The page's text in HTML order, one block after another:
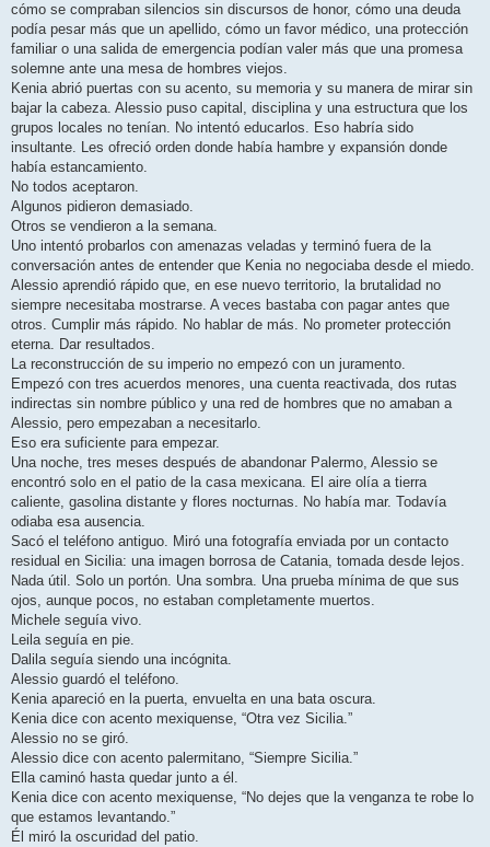
cómo se compraban silencios sin discursos de honor, cómo una deuda
podía pesar más que un apellido, cómo un favor médico, una protección
familiar o una salida de emergencia podían valer más que una promesa
solemne ante una mesa de hombres viejos.
Kenia abrió puertas con su acento, su memoria y su manera de mirar sin
bajar la cabeza. Alessio puso capital, disciplina y una estructura que los
grupos locales no tenían. No intentó educarlos. Eso habría sido
insultante. Les ofreció orden donde había hambre y expansión donde
había estancamiento.
No todos aceptaron.
Algunos pidieron demasiado.
Otros se vendieron a la semana.
Uno intentó probarlos con amenazas veladas y terminó fuera de la
conversación antes de entender que Kenia no negociaba desde el miedo.
Alessio aprendió rápido que, en ese nuevo territorio, la brutalidad no
siempre necesitaba mostrarse. A veces bastaba con pagar antes que
otros. Cumplir más rápido. No hablar de más. No prometer protección
eterna. Dar resultados.
La reconstrucción de su imperio no empezó con un juramento.
Empezó con tres acuerdos menores, una cuenta reactivada, dos rutas
indirectas sin nombre público y una red de hombres que no amaban a
Alessio, pero empezaban a necesitarlo.
Eso era suficiente para empezar.
Una noche, tres meses después de abandonar Palermo, Alessio se
encontró solo en el patio de la casa mexicana. El aire olía a tierra
caliente, gasolina distante y flores nocturnas. No había mar. Todavía
odiaba esa ausencia.
Sacó el teléfono antiguo. Miró una fotografía enviada por un contacto
residual en Sicilia: una imagen borrosa de Catania, tomada desde lejos.
Nada útil. Solo un portón. Una sombra. Una prueba mínima de que sus
ojos, aunque pocos, no estaban completamente muertos.
Michele seguía vivo.
Leila seguía en pie.
Dalila seguía siendo una incógnita.
Alessio guardó el teléfono.
Kenia apareció en la puerta, envuelta en una bata oscura.
Kenia dice con acento mexiquense, “Otra vez Sicilia.”
Alessio no se giró.
Alessio dice con acento palermitano, “Siempre Sicilia.”
Ella caminó hasta quedar junto a él.
Kenia dice con acento mexiquense, “No dejes que la venganza te robe lo
que estamos levantando.”
Él miró la oscuridad del patio.